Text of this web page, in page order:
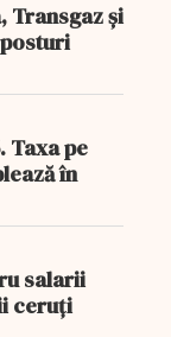
Transgaz și
Taxa pe
în
salarii
ceruți